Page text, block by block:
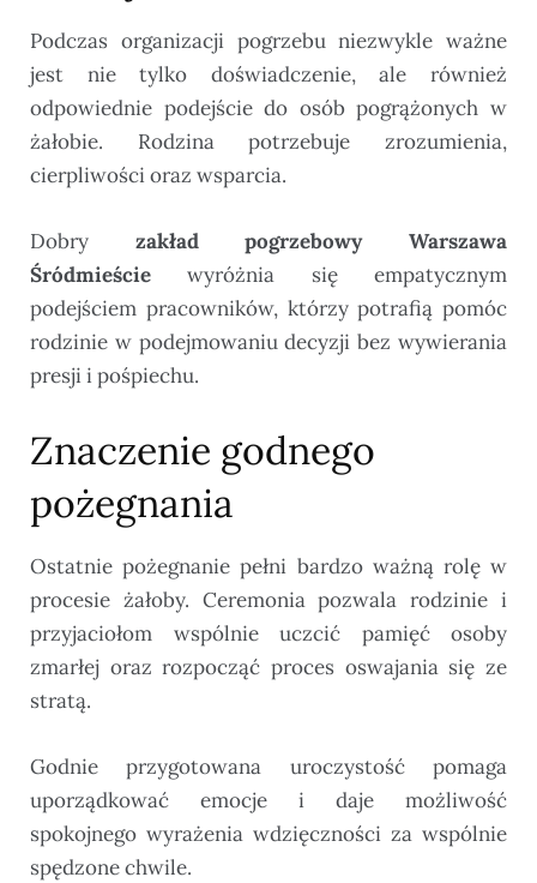
Podczas organizacji pogrzebu niezwykle ważne
jest nie tylko doświadczenie, ale również
odpowiednie podejście do osób pogrążonych w
żałobie. Rodzina potrzebuje zrozumienia,
cierpliwości oraz wsparcia.
Dobry zakład pogrzebowy Warszawa
Śródmieście wyróżnia się empatycznym
podejściem pracowników, którzy potrafią pomóc
rodzinie w podejmowaniu decyzji bez wywierania
presji i pośpiechu.
Znaczenie godnego
pożegnania
Ostatnie pożegnanie pełni bardzo ważną rolę w
procesie żałoby. Ceremonia pozwala rodzinie i
przyjaciołom wspólnie uczcić pamięć osoby
zmarłej oraz rozpocząć proces oswajania się ze
stratą.
Godnie przygotowana uroczystość pomaga
uporządkować emocje i daje możliwość
spokojnego wyrażenia wdzięczności za wspólnie
spędzone chwile.